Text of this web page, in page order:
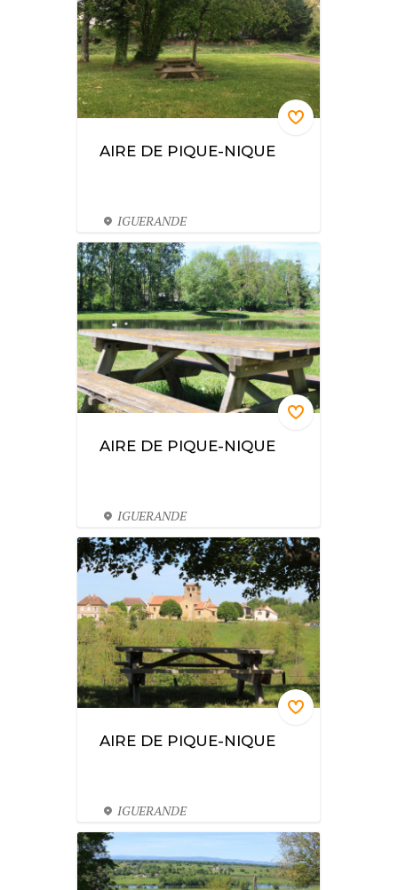
AIRE DE PIQUE-NIQUE
IGUERANDE
AIRE DE PIQUE-NIQUE
IGUERANDE
AIRE DE PIQUE-NIQUE
IGUERANDE